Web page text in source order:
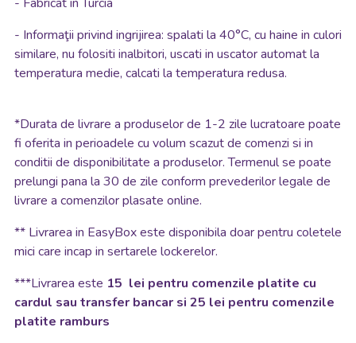
- Informaţii privind ingrijirea: spalati la 40°C, cu haine in culori
similare, nu folositi inalbitori, uscati in uscator automat la
temperatura medie, calcati la temperatura redusa.
*Durata de livrare a produselor de 1-2 zile lucratoare poate
fi oferita in perioadele cu volum scazut de comenzi si in
conditii de disponibilitate a produselor. Termenul se poate
prelungi pana la 30 de zile conform prevederilor legale de
livrare a comenzilor plasate online.
** Livrarea in EasyBox este disponibila doar pentru coletele
mici care incap in sertarele lockerelor.
***Livrarea este 15 lei pentru comenzile platite cu
cardul sau transfer bancar si 25 lei pentru comenzile
platite ramburs